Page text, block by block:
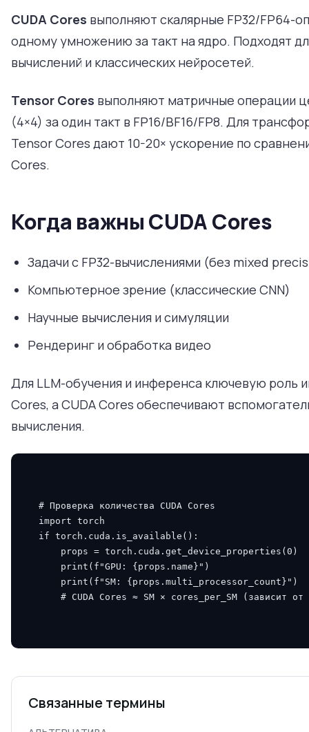
CUDA Cores выполняют скалярные FP32/FP64-
одному умножению за такт на ядро. Подходят
вычислений и классических нейросетей.
Tensor Cores выполняют матричные операции
(4×4) за один такт в FP16/BF16/FP8. Для
Tensor Cores дают 10-20× ускорение по
Cores.
Когда важны CUDA Cores
Задачи с FP32-вычислениями (без mixed
Компьютерное зрение (классические CNN)
Научные вычисления и симуляции
Рендеринг и обработка видео
Для LLM-обучения и инференса ключевую роль
Cores, а CUDA Cores обеспечивают
вычисления.
# Проверка количества CUDA Cores
import torch
if torch . cuda . is_available ():
props = torch . cuda . get_device_properties ( 0 )
print ( f "GPU: { props . name } " )
print ( f "SM: { props . multi_processor_count } " )
# CUDA Cores ≈ SM × cores_per_SM (зависит от
Связанные термины